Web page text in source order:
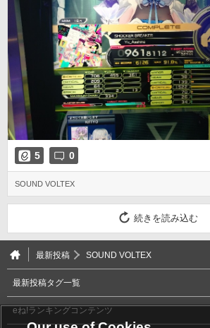
5 0
SOUND VOLTEX
続きを読み込む
最新投稿 SOUND VOLTEX
最新投稿タグ一覧
eね!ランキングコンテンツ